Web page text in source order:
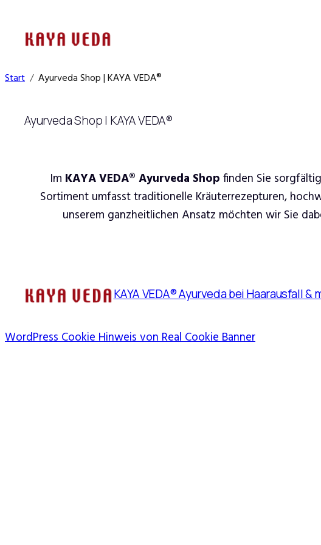
Inhalt
springen
Start Ayurveda Shop | KAYA VEDA®
Ayurveda Shop | KAYA VEDA®
Im KAYA VEDA® Ayurveda Shop finden Sie
Sortiment umfasst traditionelle Kräuterrezepturen,
unserem ganzheitlichen Ansatz möchten wir Sie
KAYA VEDA® Ayurveda bei Haarausfall &
WordPress Cookie Hinweis von Real Cookie Banner